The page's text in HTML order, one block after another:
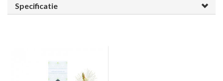
Specificatie